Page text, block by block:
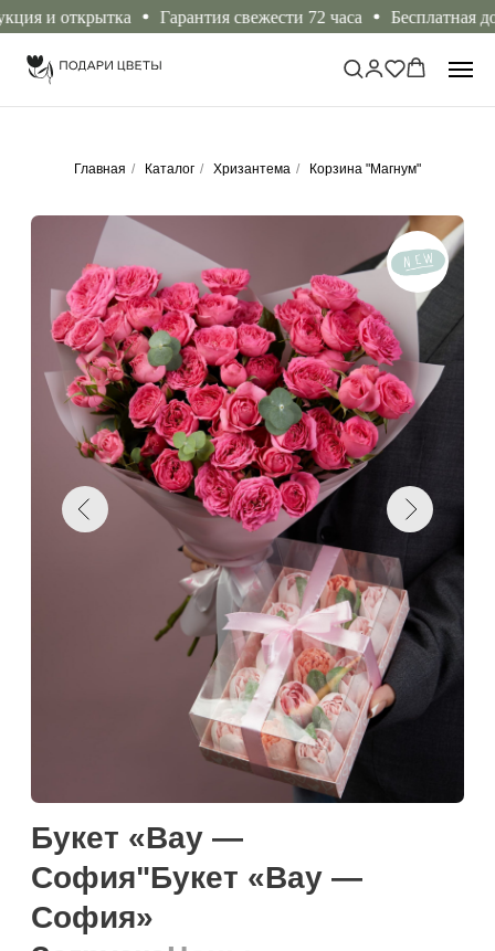
и открытка Гарантия свежести 72 часа Бесплатная
Главная / Каталог / Хризантема / Корзина "Магнум"
София"Букет «Вау —
Намекнуть о подарке
Добавить к корзину
Загружаем текст